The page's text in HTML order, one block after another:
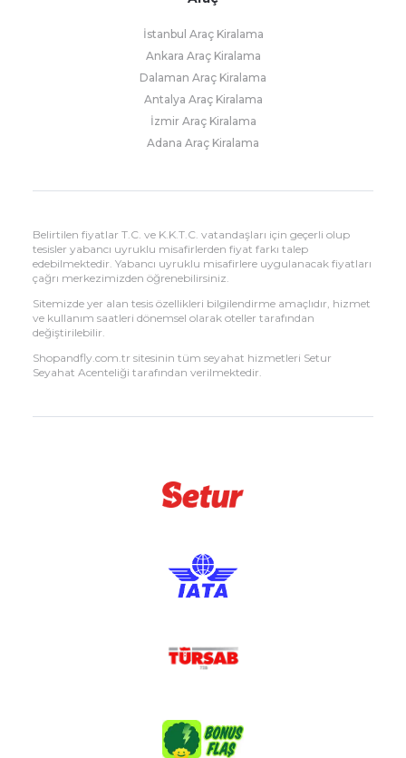
İstanbul Araç Kiralama
Ankara Araç Kiralama
Dalaman Araç Kiralama
Antalya Araç Kiralama
İzmir Araç Kiralama
Adana Araç Kiralama
Belirtilen fiyatlar T.C. ve K.K.T.C. vatandaşları için geçerli olup
tesisler yabancı uyruklu misafirlerden fiyat farkı talep
edebilmektedir. Yabancı uyruklu misafirlere uygulanacak fiyatları
çağrı merkezimizden öğrenebilirsiniz.
Sitemizde yer alan tesis özellikleri bilgilendirme amaçlıdır, hizmet
ve kullanım saatleri dönemsel olarak oteller tarafından
değiştirilebilir.
Shopandfly.com.tr sitesinin tüm seyahat hizmetleri Setur
Seyahat Acenteliği tarafından verilmektedir.